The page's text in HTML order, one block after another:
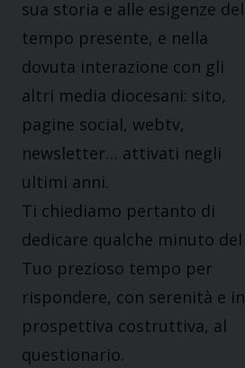
sua storia e alle esigenze del
tempo presente, e nella
dovuta interazione con gli
altri media diocesani: sito,
pagine social, webtv,
newsletter… attivati negli
ultimi anni.
Ti chiediamo pertanto di
dedicare qualche minuto del
Tuo prezioso tempo per
rispondere, con serenità e in
prospettiva costruttiva, al
questionario.